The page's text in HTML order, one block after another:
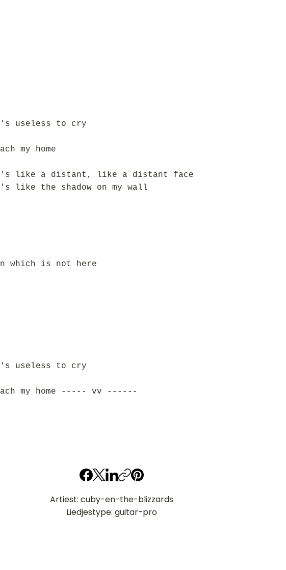
to cry
my home
a distant, like a distant face
shadow on my wall
which is not here
to cry
my home ----- vv ------
Artiest: cuby-en-the-blizzards
Liedjestype: guitar-pro